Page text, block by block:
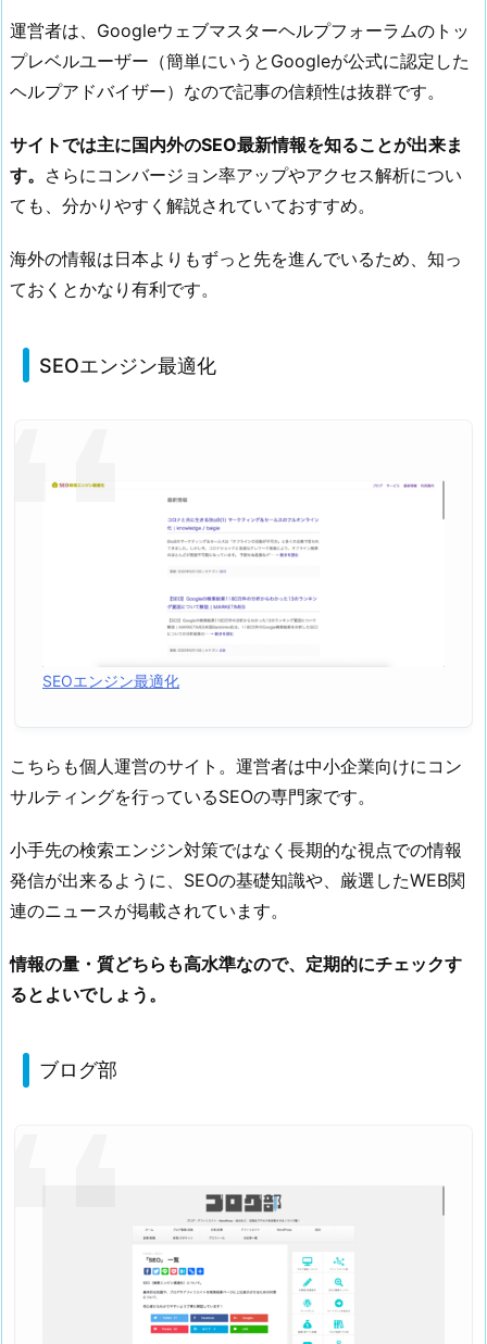
運営者は、Googleウェブマスターヘルプフォーラムのトッ
プレベルユーザー（簡単にいうとGoogleが公式に認定した
ヘルプアドバイザー）なので記事の信頼性は抜群です。
サイトでは主に国内外のSEO最新情報を知ることが出来ま
す。 さらにコンバージョン率アップやアクセス解析につい
ても、分かりやすく解説されていておすすめ。
海外の情報は日本よりもずっと先を進んでいるため、知っ
ておくとかなり有利です。
SEOエンジン最適化
SEOエンジン最適化
こちらも個人運営のサイト。運営者は中小企業向けにコン
サルティングを行っているSEOの専門家です。
小手先の検索エンジン対策ではなく長期的な視点での情報
発信が出来るように、SEOの基礎知識や、厳選したWEB関
連のニュースが掲載されています。
情報の量・質どちらも高水準なので、定期的にチェックす
るとよいでしょう。
ブログ部